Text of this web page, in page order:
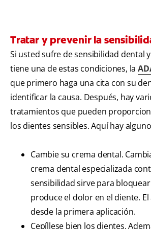
Tratar y prevenir la
Si usted sufre de sensibilidad dental
tiene una de estas condiciones, la
que primero haga una cita con su
identificar la causa. Después, hay
tratamientos que pueden
los dientes sensibles. Aquí hay
Cambie su crema dental.
crema dental especializada
sensibilidad sirve para
produce el dolor en el diente.
desde la primera aplicación.
Cepíllese bien los dientes.